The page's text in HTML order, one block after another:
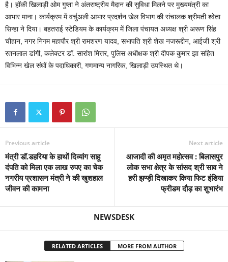
है। हॉकी खिलाड़ी ओम गुप्ता ने अंतराष्ट्रीय मैदान की सुविधा मिलने पर मुख्यमंत्री का
आभार माना। कार्यक्रम में वर्चुअली आभार प्रदर्शन खेल विभाग की संचालक श्रीमती श्वेता
सिन्हा ने दिया। बहतराई स्टेडियम के कार्यक्रम में जिला पंचायत अध्यक्ष श्री अरूण सिंह
चौहान, नगर निगम महापौर श्री रामशरण यादव, सभापति श्री शेख नजरूद्दीन, आईजी श्री
रतनलाल डांगी, कलेक्टर डॉ. सारांश मित्तर, पुलिस अधीक्षक श्री दीपक कुमार झा सहित
विभिन्न खेल संघों के पदाधिकारी, गणमान्य नागरिक, खिलाड़ी उपस्थित थे।
Previous article
मंत्री डॉ.डहरिया के हाथों दिव्यांग साहू
दंपति को मिला एक लाख रुपए का चेक
नगरीय प्रशासन मंत्री ने की खुशहाल
जीवन की कामना
Next article
आजादी की अमृत महोत्सव : बिलासपुर
लोक सभा क्षेत्र के सांसद श्री साव ने
हरी झण्ड़ी दिखाकर किया फिट इंडिया
फ्रीडम दौड़ का शुभारंभ
NEWSDESK
RELATED ARTICLES MORE FROM AUTHOR